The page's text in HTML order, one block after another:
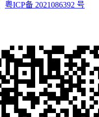
粤ICP备 2021086392 号